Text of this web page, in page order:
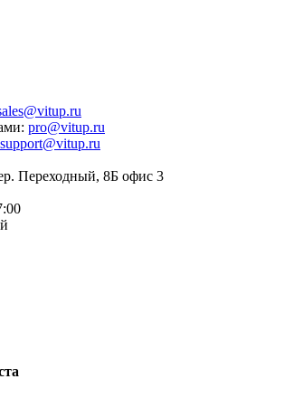
pro@vitup.ru
support@vitup.ru
Переходный, 8Б офис 3